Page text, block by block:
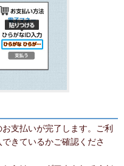
支払いが完了します。ご利
きているかご確認くださ